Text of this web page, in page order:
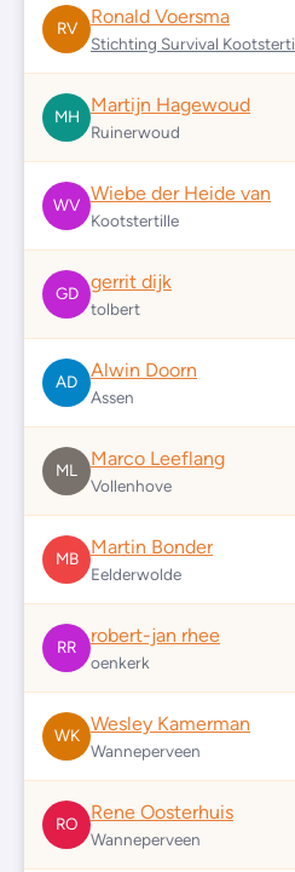
RV
Ronald Voersma
Stichting Survival
MH
Martijn Hagewoud
Ruinerwoud
WV
Wiebe der Heide van
Kootstertille
GD
gerrit dijk
tolbert
AD
Alwin Doorn
Assen
ML
Marco Leeflang
Vollenhove
MB
Martin Bonder
Eelderwolde
RR
robert-jan rhee
oenkerk
WK
Wesley Kamerman
Wanneperveen
RO
Rene Oosterhuis
Wanneperveen